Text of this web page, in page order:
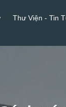
Thư Viện - Tin